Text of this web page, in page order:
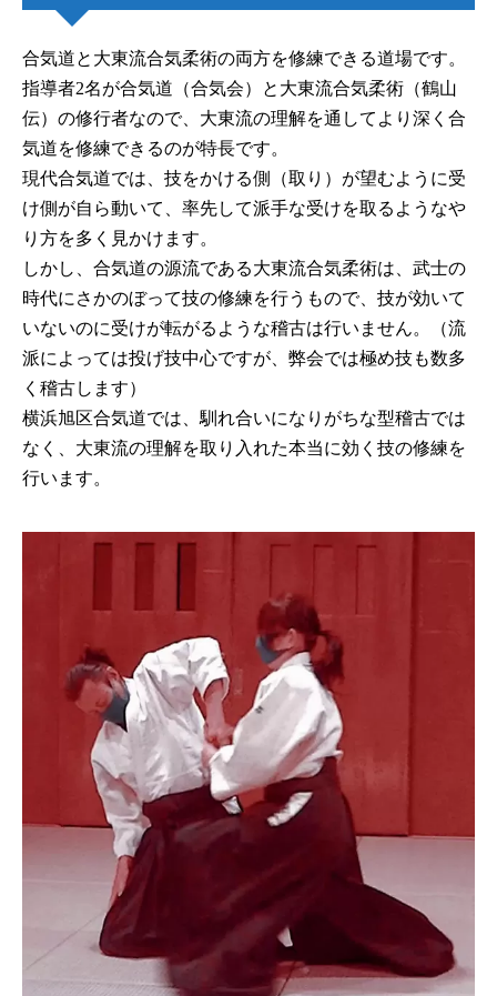
合気道と大東流合気柔術の両方を修練できる道場です。
指導者2名が合気道（合気会）と大東流合気柔術（鶴山
伝）の修行者なので、大東流の理解を通してより深く合
気道を修練できるのが特長です。
現代合気道では、技をかける側（取り）が望むように受
け側が自ら動いて、率先して派手な受けを取るようなや
り方を多く見かけます。
しかし、合気道の源流である大東流合気柔術は、武士の
時代にさかのぼって技の修練を行うもので、技が効いて
いないのに受けが転がるような稽古は行いません。（流
派によっては投げ技中心ですが、弊会では極め技も数多
く稽古します）
横浜旭区合気道では、馴れ合いになりがちな型稽古では
なく、大東流の理解を取り入れた本当に効く技の修練を
行います。